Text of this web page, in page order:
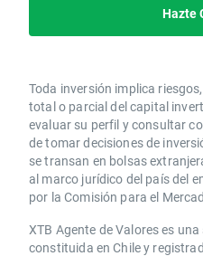
Hazte
Toda inversión implica
total o parcial del capital
evaluar su perfil y consultar
de tomar decisiones de
se transan en bolsas
al marco jurídico del país del
por la Comisión para el
XTB Agente de Valores es
constituida en Chile y